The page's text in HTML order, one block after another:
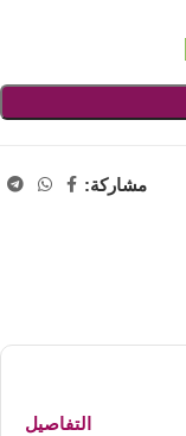
مشاركة:
التفاصيل